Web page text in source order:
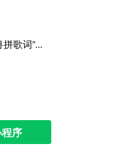
歌词”...
序